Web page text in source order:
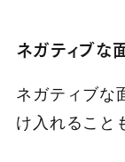
ネガティブな
ネガティブな
け入れること